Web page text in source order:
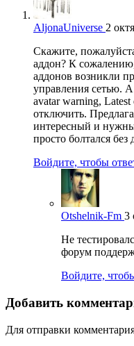
AljonaUniverse 2
Скажите,
аддон? К
аддонов возникли
управления сетью.
avatar warning,
отключить.
интересный и
просто болтался без
Войдите, чтобы
Otshelnik-Fm 3
Не
форум
Войдите,
Добавить
Для отправки